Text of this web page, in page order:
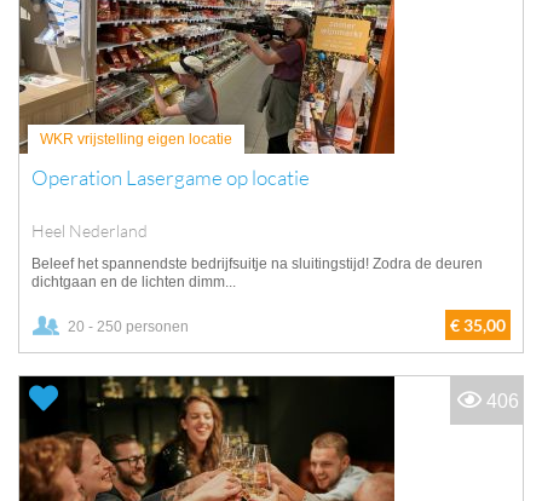
WKR vrijstelling eigen locatie
Operation Lasergame op locatie
Heel Nederland
Beleef het spannendste bedrijfsuitje na sluitingstijd! Zodra de deuren
dichtgaan en de lichten dimm...
20 - 250 personen € 35,00
406